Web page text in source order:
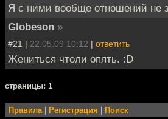
Я с ними вообще отношений не
Globeson »
#21 | 22.05.09 10:12 | ответить
Жениться чтоли опять. :D
cтраницы: 1
Правила| Регистрация Поиск